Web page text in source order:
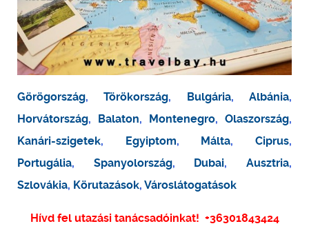
Görögország,Törökország, Bulgária,Albánia,
Horvátország, Balaton, Montenegro, Olaszország,
Kanári-szigetek, Egyiptom, Málta,Ciprus,
Portugália, Spanyolország, Dubai,Ausztria,
Szlovákia, Körutazások, Városlátogatások
Hívd fel utazási tanácsadóinkat! +36301843424